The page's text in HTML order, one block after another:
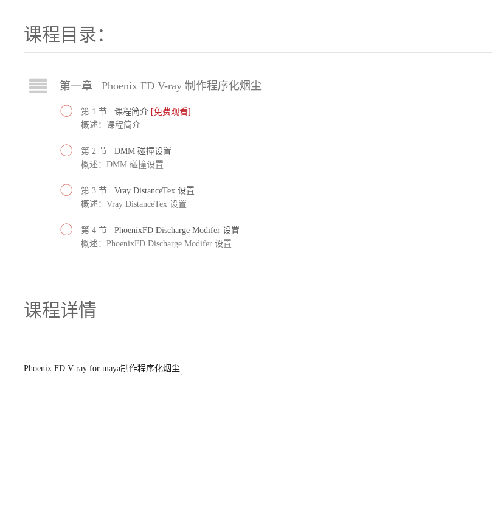
课程目录：
第一章 Phoenix FD V-ray 制作程序化烟尘
第 1 节 课程简介 [免费观看]
概述：课程简介
第 2 节 DMM 碰撞设置
概述：DMM 碰撞设置
第 3 节 Vray DistanceTex 设置
概述：Vray DistanceTex 设置
第 4 节 PhoenixFD Discharge Modifer 设置
概述：PhoenixFD Discharge Modifer 设置
课程详情
Phoenix FD V-ray for maya制作程序化烟尘.